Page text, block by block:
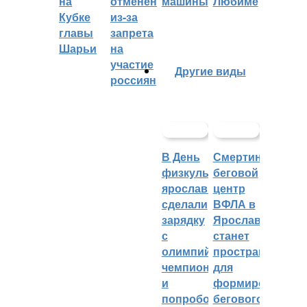
Кубке
главы
Шарьи
из-за
запрета
на
участие
россиян
Другие виды
В День
физкультурника
ярославцы
сделали
зарядку
с
олимпийским
чемпионом
и
попробовали
Смертин:
беговой
центр
ВФЛА в
Ярославле
станет
пространством
для
формирования
бегового